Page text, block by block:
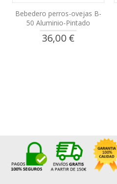
Bebedero perros-ovejas B-
50 Aluminio-Pintado
36,00 €